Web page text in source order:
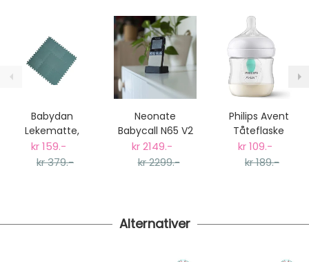
fra kr 129 - og dersom dette er tilgjengelig på ditt
postnummer vil du få det som et alternativ i kassen.
Gjennomsnittlig leveringstid hos Mimmis er en til tre
dager fra bestilling til levering.
Vi har fri retur ved bytte.
Babydan
Lekematte,
Dusty Green
kr 159.-
kr 379.-
Neonate
Babycall N65 V2
- Best i Test
kr 2149.-
kr 2299.-
Philips Avent
Tåteflaske
Natural AirFree
125ml
kr 109.-
kr 189.-
Alternativer